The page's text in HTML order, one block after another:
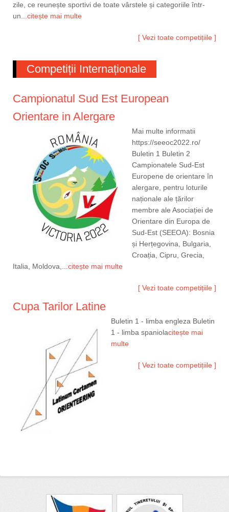
zile, ce reunește sportivi de toate vârstele și categoriile într-
un...citește mai multe
[ Vezi toate competițiile ]
Competiții Internaționale
Campionatul Sud Est European
Orientare in Alergare
Mai multe informatii
https://seeoc2022.ro/
Buletin 1 Buletin 2
Campionatele Sud-Est
Europene de orientare în
alergare, pentru loturile
naționale ale țărilor
membre ale Asociației de
Orientare din Europa de
Sud-Est (SEEOA): Bosnia
și Herțegovina, Bulgaria,
Croația, Cipru, Grecia,
Italia, Moldova,... citește mai multe
[ Vezi toate competițiile ]
Cupa Tarilor Latine
Buletin 1 - limba engleza Buletin
1 - limba spaniolacitește mai
multe
[ Vezi toate competițiile ]